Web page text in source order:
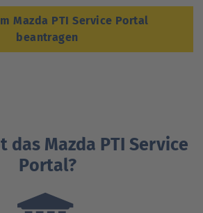
Mazda PTI Service Portal
beantragen
das Mazda PTI Service
Portal?